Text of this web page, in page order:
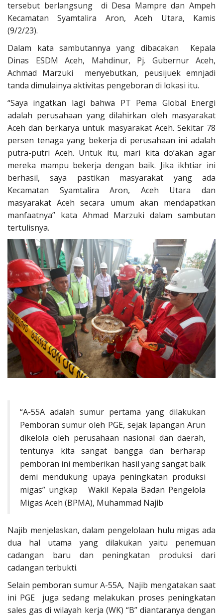
tersebut berlangsung di Desa Mampre dan Ampeh
Kecamatan Syamtalira Aron, Aceh Utara, Kamis
(9/2/23).
Dalam kata sambutannya yang dibacakan Kepala
Dinas ESDM Aceh, Mahdinur, Pj. Gubernur Aceh,
Achmad Marzuki menyebutkan, peusijuek emnjadi
tanda dimulainya aktivitas pengeboran di lokasi itu.
“Saya ingatkan lagi bahwa PT Pema Global Energi
adalah perusahaan yang dilahirkan oleh masyarakat
Aceh dan berkarya untuk masyarakat Aceh. Sekitar 78
persen tenaga yang bekerja di perusahaan ini adalah
putra-putri Aceh. Untuk itu, mari kita do’akan agar
mereka mampu bekerja dengan baik. Jika ikhtiar ini
berhasil, saya pastikan masyarakat yang ada
Kecamatan Syamtalira Aron, Aceh Utara dan
masyarakat Aceh secara umum akan mendapatkan
manfaatnya” kata Ahmad Marzuki dalam sambutan
tertulisnya.
“A-55A adalah sumur pertama yang dilakukan
Pemboran sumur oleh PGE, sejak lapangan Arun
dikelola oleh perusahaan nasional dan daerah,
tentunya kita sangat bangga dan berharap
pemboran ini memberikan hasil yang sangat baik
demi mendukung upaya peningkatan produksi
migas” ungkap Wakil Kepala Badan Pengelola
Migas Aceh (BPMA), Muhammad Najib
Najib menjelaskan, dalam pengelolaan hulu migas ada
dua hal utama yang dilakukan yaitu penemuan
cadangan baru dan peningkatan produksi dari
cadangan terbukti.
Selain pemboran sumur A-55A, Najib mengatakan saat
ini PGE juga sedang melakukan proses peningkatan
sales gas di wilayah kerja (WK) “B” diantaranya dengan